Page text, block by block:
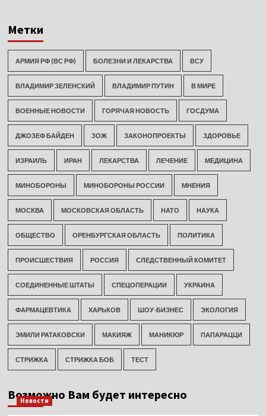
Метки
АРМИЯ РФ (ВС РФ) БОЛЕЗНИ И ЛЕКАРСТВА ВСУ
ВЛАДИМИР ЗЕЛЕНСКИЙ ВЛАДИМИР ПУТИН В МИРЕ
ВОЕННЫЕ НОВОСТИ ГОРЯЧАЯ НОВОСТЬ ГОСДУМА
ДЖОЗЕФ БАЙДЕН ЗОЖ ЗАКОНОПРОЕКТЫ ЗДОРОВЬЕ
ИЗРАИЛЬ ИРАН ЛЕКАРСТВА ЛЕЧЕНИЕ МЕДИЦИНА
МИНОБОРОНЫ МИНОБОРОНЫ РОССИИ МНЕНИЯ
МОСКВА МОСКОВСКАЯ ОБЛАСТЬ НАТО НАУКА
ОБЩЕСТВО ОРЕНБУРГСКАЯ ОБЛАСТЬ ПОЛИТИКА
ПРОИСШЕСТВИЯ РОССИЯ СЛЕДСТВЕННЫЙ КОМИТЕТ
СОЕДИНЕННЫЕ ШТАТЫ СПЕЦОПЕРАЦИИ УКРАИНА
ФАРМАЦЕВТИКА ХАРЬКОВ ШОУ-БИЗНЕС ЭКОЛОГИЯ
ЭМИЛИ РАТАКОВСКИ МАКИЯЖ МАНИКЮР ПАПАРАЦЦИ
СТРИЖКА СТРИЖКА БОБ ТЕСТ
Возможно Вам будет интересно
Новости